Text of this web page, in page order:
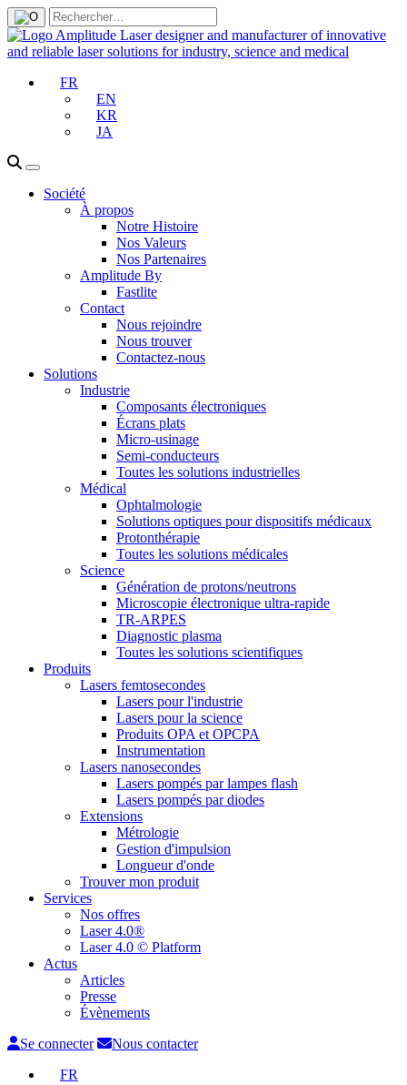
FR
EN
KR
JA
Société
À propos
Notre Histoire
Nos Valeurs
Nos Partenaires
Amplitude By
Fastlite
Contact
Nous rejoindre
Nous trouver
Contactez-nous
Solutions
Industrie
Composants électroniques
Écrans plats
Micro-usinage
Semi-conducteurs
Toutes les solutions industrielles
Médical
Ophtalmologie
Solutions optiques pour dispositifs médicaux
Protonthérapie
Toutes les solutions médicales
Science
Génération de protons/neutrons
Microscopie électronique ultra-rapide
TR-ARPES
Diagnostic plasma
Toutes les solutions scientifiques
Produits
Lasers femtosecondes
Lasers pour l'industrie
Lasers pour la science
Produits OPA et OPCPA
Instrumentation
Lasers nanosecondes
Lasers pompés par lampes flash
Lasers pompés par diodes
Extensions
Métrologie
Gestion d'impulsion
Longueur d'onde
Trouver mon produit
Services
Nos offres
Laser 4.0®
Laser 4.0 © Platform
Actus
Articles
Presse
Évènements
Se connecter
Nous contacter
FR